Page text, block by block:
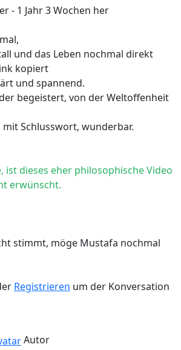
- 1 Jahr 3 Wochen her
und das Leben nochmal direkt
kopiert
und spannend.
begeistert, von der Weltoffenheit
Schlusswort, wunderbar.
ist dieses eher philosophische Video
erwünscht.
stimmt, möge Mustafa nochmal
Registrieren um der Konversation
Autor